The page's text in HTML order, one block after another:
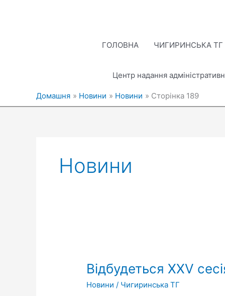
ГОЛОВНА
ЧИГИРИНСЬКА ТГ
Центр надання
Домашня Новини Новини Сторінка 189
Новини
Відбудеться ХХV
Новини / Чигиринська ТГ
сесія
Чигиринської
міської